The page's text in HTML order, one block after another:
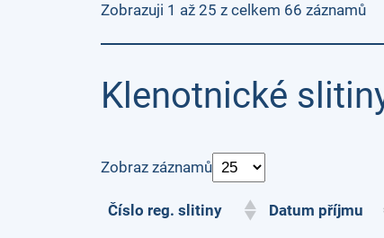
Zobrazuji 1 až 25 z celkem 66 záznamů
Klenotnické
Zobraz záznamů
Číslo reg. slitiny Datum příjmu